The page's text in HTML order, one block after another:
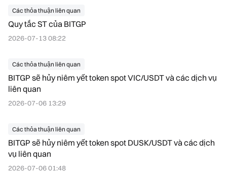
Các thỏa thuận liên quan
Quy tắc ST của BITGP
2026-07-13 08:22
Các thỏa thuận liên quan
BITGP sẽ hủy niêm yết token spot VIC/USDT và các dịch vụ
liên quan
2026-07-06 13:29
Các thỏa thuận liên quan
BITGP sẽ hủy niêm yết token spot DUSK/USDT và các dịch
vụ liên quan
2026-07-06 01:48